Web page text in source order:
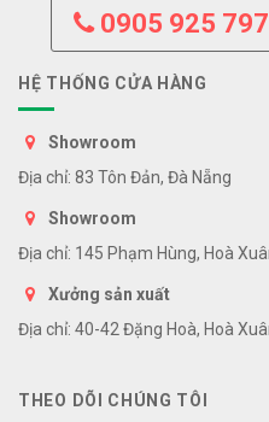
0905 925
HỆ THỐNG CỬA HÀNG
Showroom
Địa chỉ: 83 Tôn Đản, Đà Nẵng
Showroom
Địa chỉ: 145 Phạm Hùng, Hoà
Xưởng sản xuất
Địa chỉ: 40-42 Đặng Hoà, Hoà
THEO DÕI CHÚNG TÔI